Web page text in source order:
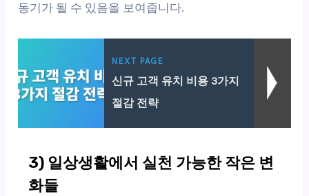
동기가 될 수 있음을 보여줍니다.
NEXT PAGE
신규 고객 유치 비용 3가지
절감 전략
3) 일상생활에서 실천 가능한 작은 변
화들